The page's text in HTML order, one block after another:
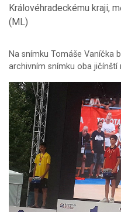
Královéhradeckému kraji,
(ML)
Na snímku Tomáše Vaníčka
archivním snímku oba jičínští